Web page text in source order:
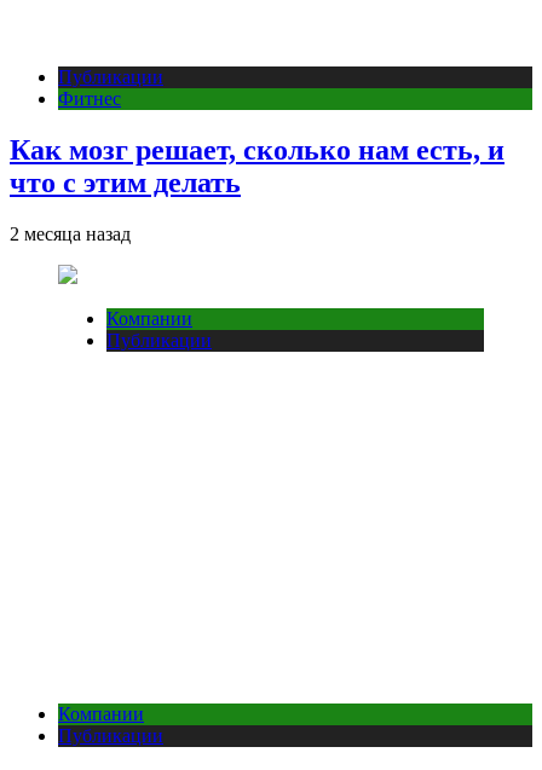
Публикации
Фитнес
Как мозг решает, сколько нам есть, и
что с этим делать
2 месяца назад
Компании
Публикации
Компании
Публикации